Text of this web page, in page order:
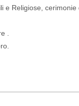
Religiose,
.